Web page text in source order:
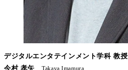
デジタルエンタテインメント学科 教授
今村 孝矢
Takaya Imamura